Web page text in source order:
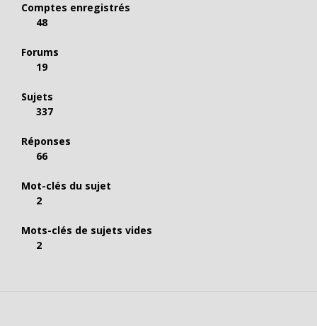
Comptes enregistrés
48
Forums
19
Sujets
337
Réponses
66
Mot-clés du sujet
2
Mots-clés de sujets vides
2